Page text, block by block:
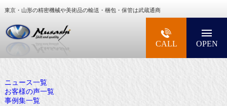
東京・山形の精密機械や美術品の輸送・梱包・保管は武蔵通商
大型精密機械・美術品・高級楽器の梱包・輸送
CALL OPEN
ニュース一覧
お客様の声一覧
事例集一覧